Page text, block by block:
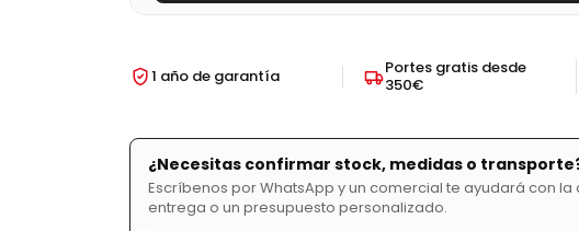
1 año de garantía
Portes gratis desde
350€
¿Necesitas confirmar stock, medidas o
Escríbenos por WhatsApp y un comercial te ayudará con
entrega o un presupuesto personalizado.